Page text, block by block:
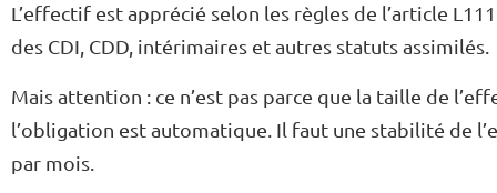
L’effectif est apprécié selon les règles de l’article
des CDI, CDD, intérimaires et autres statuts assimilés.
Mais attention : ce n’est pas parce que la taille de
l’obligation est automatique. Il faut une stabilité de
par mois.